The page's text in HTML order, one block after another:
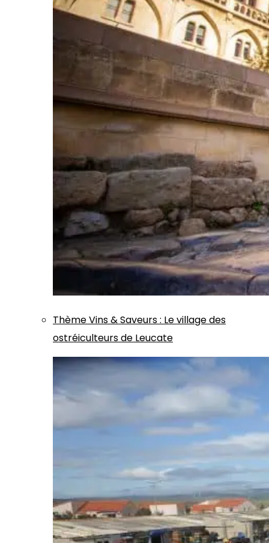
ThèmeVins & Saveurs: Le village des
ostréiculteurs de Leucate